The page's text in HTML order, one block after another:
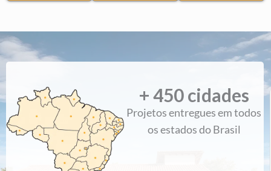
Projetos entregues em todos
os estados do Brasil
+ 450 cidades
"Recebi os arquivos na hora, tudo certo, detalhado e
organizado. Ótimo trabalho."
Jairo | Feira de Santana - Bahia